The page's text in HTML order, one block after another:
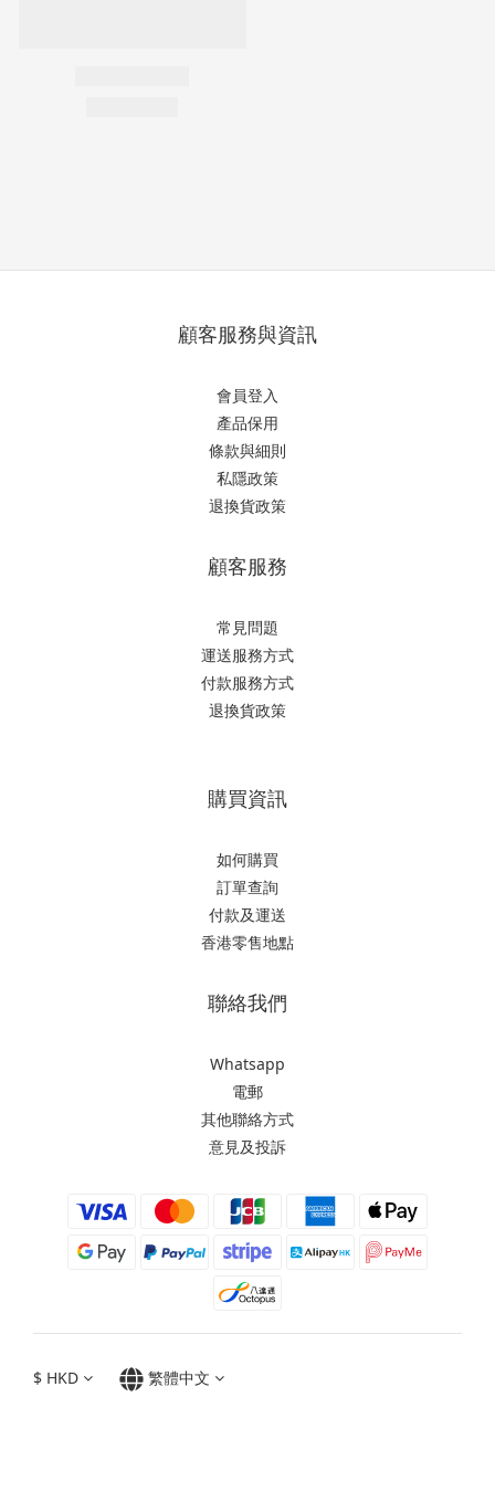
顧客服務與資訊
會員登入
產品保用
條款與細則
私隱政策
退換貨政策
顧客服務
常見問題
運送服務方式
付款服務方式
退換貨政策
購買資訊
如何購買
訂單查詢
付款及運送
香港零售地點
聯絡我們
Whatsapp
電郵
其他聯絡方式
意見及投訴
$ HKD 繁體中文